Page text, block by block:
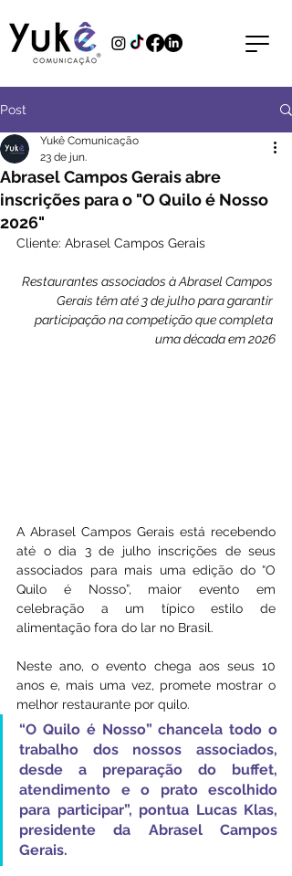
Post
Abrasel Campos Gerais abre
inscrições para o "O Quilo é Nosso
2026"
Yukê Comunicação
23 de jun.
Cliente: Abrasel Campos Gerais
Restaurantes associados à Abrasel Campos
Gerais têm até 3 de julho para garantir
participação na competição que completa
uma década em 2026
A Abrasel Campos Gerais está recebendo
até o dia 3 de julho inscrições de seus
associados para mais uma edição do “O
Quilo é Nosso”, maior evento em
celebração a um típico estilo de
alimentação fora do lar no Brasil.
Neste ano, o evento chega aos seus 10
anos e, mais uma vez, promete mostrar o
melhor restaurante por quilo.
“O Quilo é Nosso” chancela todo o
trabalho dos nossos associados,
desde a preparação do buffet,
atendimento e o prato escolhido
para participar”, pontua Lucas Klas,
presidente da Abrasel Campos
Gerais.